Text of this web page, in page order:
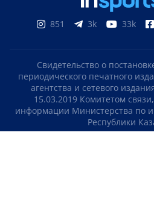
851 3k 33k
Свидетельство о
периодического печатного
агентства и сетевого
15.03.2019 Комитетом
информации Министерства по
Республики